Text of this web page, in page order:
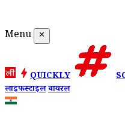
Menu ✕
QUICKLY
लाइफस्टाइलवायरल